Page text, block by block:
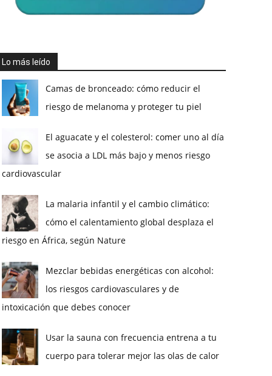
Lo más leído
Camas de bronceado: cómo reducir el
riesgo de melanoma y proteger tu piel
El aguacate y el colesterol: comer uno al día
se asocia a LDL más bajo y menos riesgo
cardiovascular
La malaria infantil y el cambio climático:
cómo el calentamiento global desplaza el
riesgo en África, según Nature
Mezclar bebidas energéticas con alcohol:
los riesgos cardiovasculares y de
intoxicación que debes conocer
Usar la sauna con frecuencia entrena a tu
cuerpo para tolerar mejor las olas de calor